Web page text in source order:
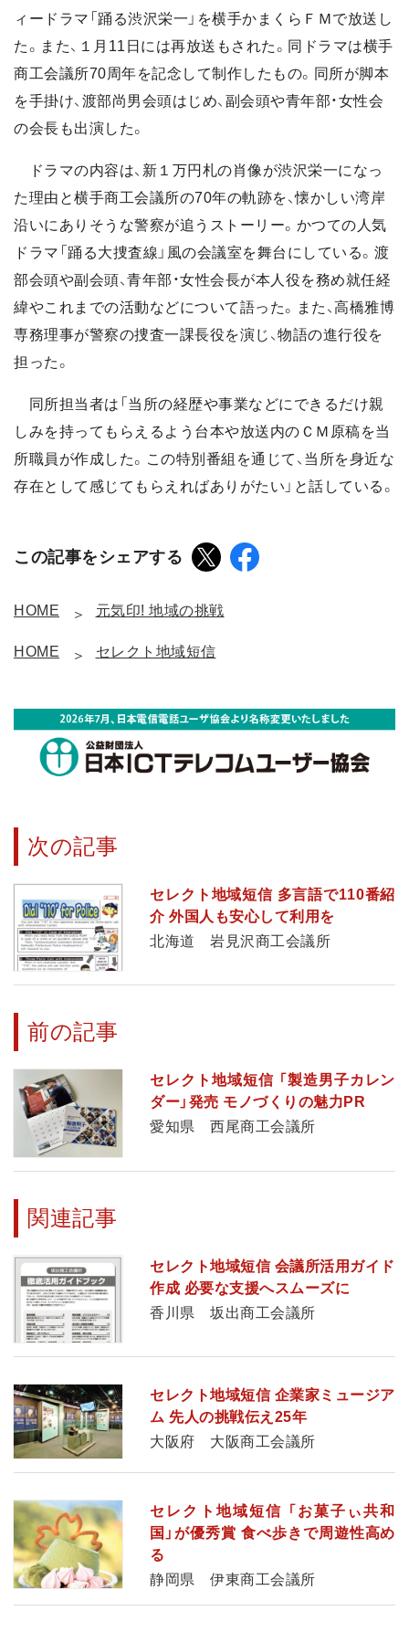
ィードラマ「踊る渋沢栄一」を横手かまくらＦＭで放送し
た。また、１月11日には再放送もされた。同ドラマは横手
商工会議所70周年を記念して制作したもの。同所が脚本
を手掛け、渡部尚男会頭はじめ、副会頭や青年部・女性会
の会長も出演した。
ドラマの内容は、新１万円札の肖像が渋沢栄一になっ
た理由と横手商工会議所の70年の軌跡を、懐かしい湾岸
沿いにありそうな警察が追うストーリー。かつての人気
ドラマ「踊る大捜査線」風の会議室を舞台にしている。渡
部会頭や副会頭、青年部・女性会長が本人役を務め就任経
緯やこれまでの活動などについて語った。また、高橋雅博
専務理事が警察の捜査一課長役を演じ、物語の進行役を
担った。
同所担当者は「当所の経歴や事業などにできるだけ親
しみを持ってもらえるよう台本や放送内のＣＭ原稿を当
所職員が作成した。この特別番組を通じて、当所を身近な
存在として感じてもらえればありがたい」と話している。
この記事をシェアする
HOME 元気印! 地域の挑戦
HOME セレクト地域短信
次の記事
セレクト地域短信 多言語で110番紹
介 外国人も安心して利用を
北海道 岩見沢商工会議所
前の記事
セレクト地域短信 「製造男子カレン
ダー」発売 モノづくりの魅力PR
愛知県 西尾商工会議所
関連記事
セレクト地域短信 会議所活用ガイド
作成 必要な支援へスムーズに
香川県 坂出商工会議所
セレクト地域短信 企業家ミュージア
ム 先人の挑戦伝え25年
大阪府 大阪商工会議所
セレクト地域短信 「お菓子ぃ共和
国」が優秀賞 食べ歩きで周遊性高め
る
静岡県 伊東商工会議所